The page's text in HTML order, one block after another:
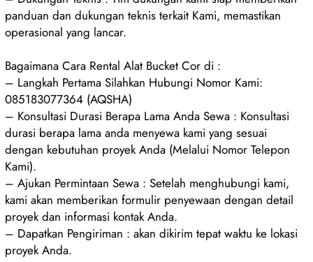
panduan dan dukungan teknis terkait Kami, memastikan
operasional yang lancar.
Bagaimana Cara Rental Alat Bucket Cor di :
– Langkah Pertama Silahkan Hubungi Nomor Kami:
085183077364 (AQSHA)
– Konsultasi Durasi Berapa Lama Anda Sewa : Konsultasi
durasi berapa lama anda menyewa kami yang sesuai
dengan kebutuhan proyek Anda (Melalui Nomor Telepon
Kami).
– Ajukan Permintaan Sewa : Setelah menghubungi kami,
kami akan memberikan formulir penyewaan dengan detail
proyek dan informasi kontak Anda.
– Dapatkan Pengiriman : akan dikirim tepat waktu ke lokasi
proyek Anda.